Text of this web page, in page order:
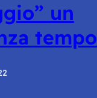
un
tempo